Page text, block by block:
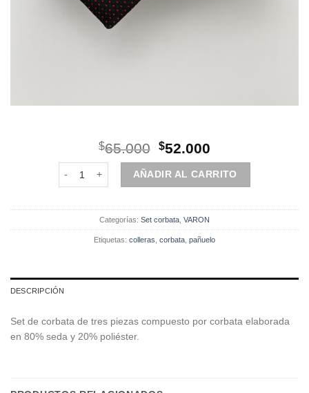
$65.000 El
precio
original
era:
$65.000.
$52.000
precio
actual
es:
$52.000.
Set | Corbata | 3 Piezas | Negro puntos cantidad
AÑADIR AL CARRITO
Categorías: Set corbata VARON
Etiquetas: colleras corbata pañuelo
DESCRIPCIÓN
Set de corbata de tres piezas compuesto por corbata elaborada
en 80% seda y 20% poliéster.